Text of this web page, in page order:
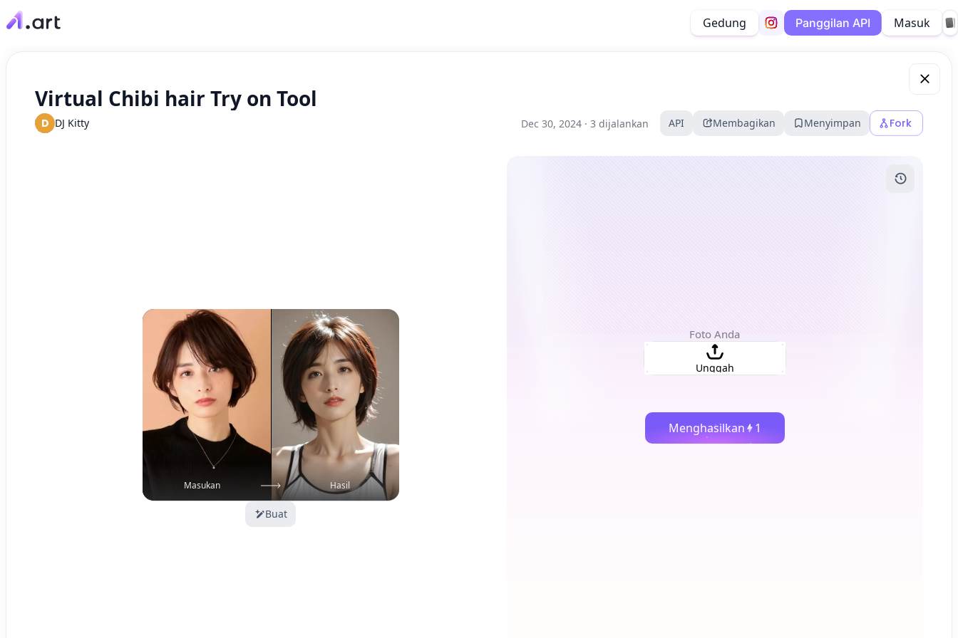
Gedung Panggilan API Masuk
Virtual Chibi hair Try on Tool
D DJ Kitty Dec 30, 2024 · 3 dijalankan API Membagikan Menyimpan Fork
Masukan Hasil
Buat
Foto Anda
Unggah
Menghasilkan 1